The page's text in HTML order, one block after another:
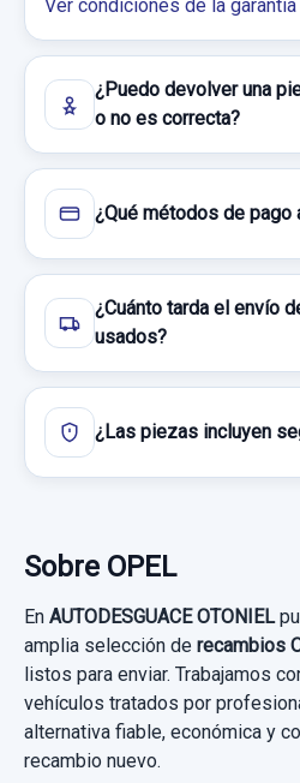
Ver condiciones de la garantía
¿Puedo devolver una
o no es correcta?
¿Qué métodos de pago
¿Cuánto tarda el envío
usados?
¿Las piezas incluyen
Sobre OPEL
En AUTODESGUACE OTONIEL
amplia selección de recambios
listos para enviar. Trabajamos
vehículos tratados por
alternativa fiable, económica y
recambio nuevo.